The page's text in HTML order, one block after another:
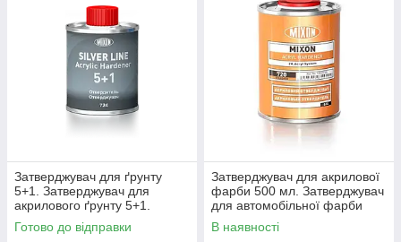
Затверджувач для ґрунту
5+1. Затверджувач для
акрилового ґрунту 5+1.
Затверджувач для ґрунтовки
5+1
Готово до відправки
Затверджувач для акрилової
фарби 500 мл. Затверджувач
для автомобільної фарби
500мл
В наявності